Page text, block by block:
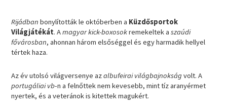
Rijádbanbonylították le októberben a Küzdősportok
Világjátékát. Amagyar kick-boxosokremekeltek aszaúdi
fővárosban, ahonnan három elsőséggel és egy harmadik hellyel
tértek haza.
Az év utolsó világversenye azalbufeirai világbajnokságvolt. A
portugáliai vb-n a felnőttek nem kevesebb, mint tíz aranyérmet
nyertek, és a veteránok is kitettek magukért.